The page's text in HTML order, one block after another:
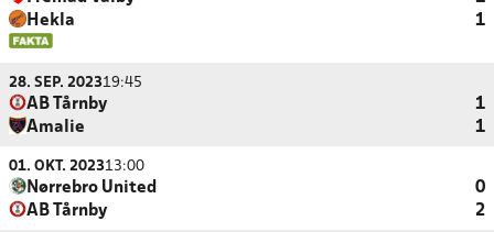
Hekla
1
28. SEP. 202319:45
AB Tårnby
1
Amalie
1
01. OKT. 202313:00
Nørrebro United
0
AB Tårnby
2